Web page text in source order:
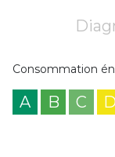
Le bien
véritable atout
d’aménagement
image dans un
Consommation
A B C D